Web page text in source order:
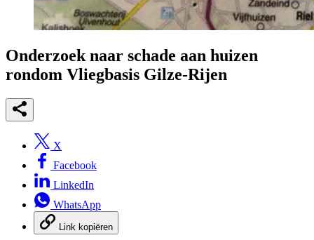
Onderzoek naar schade aan huizen
rondom Vliegbasis Gilze-Rijen
X
Facebook
LinkedIn
WhatsApp
Link kopiëren